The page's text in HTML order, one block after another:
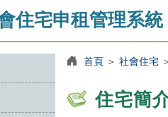
住宅申租管理系統
首頁＞ 社會住宅
住宅簡